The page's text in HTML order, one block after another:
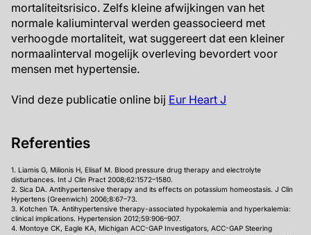
mortaliteitsrisico. Zelfs kleine afwijkingen van het
normale kaliuminterval werden geassocieerd met
verhoogde mortaliteit, wat suggereert dat een kleiner
normaalinterval mogelijk overleving bevordert voor
mensen met hypertensie.
Vind deze publicatie online bij Eur Heart J
Referenties
1. Liamis G, Milionis H, Elisaf M. Blood pressure drug therapy and electrolyte
disturbances. Int J Clin Pract 2008;62:1572–1580.
2. Sica DA. Antihypertensive therapy and its effects on potassium homeostasis. J Clin
Hypertens (Greenwich) 2006;8:67–73.
3. Kotchen TA. Antihypertensive therapy-associated hypokalemia and hyperkalemia:
clinical implications. Hypertension 2012;59:906–907.
4. Montoye CK, Eagle KA, Michigan ACC-GAP Investigators, ACC-GAP Steering